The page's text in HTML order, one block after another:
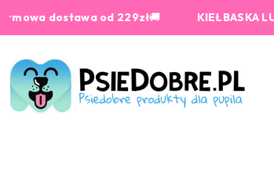
Przejdź do treści głównej
Przejdź do wyszukiwarki
Przejdź do moje konto
Przejdź do menu głównego
Przejdź do stopki
od 229zł🚚KIEŁBASKA LUB USZKO